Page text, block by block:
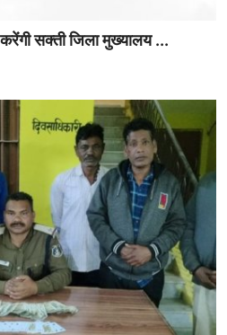
सक्ती जिला मुख्यालय ...